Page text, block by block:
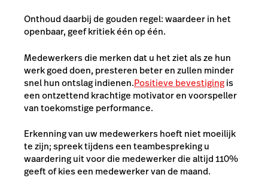
Onthoud daarbij de gouden regel: waardeer in het
openbaar, geef kritiek één op één.
Medewerkers die merken dat u het ziet als ze hun
werk goed doen, presteren beter en zullen minder
snel hun ontslag indienen.Positieve bevestigingis
een ontzettend krachtige motivator en voorspeller
van toekomstige performance.
Erkenning van uw medewerkers hoeft niet moeilijk
te zijn; spreek tijdens een teambespreking u
waardering uit voor die medewerker die altijd 110%
geeft of kies een medewerker van de maand.